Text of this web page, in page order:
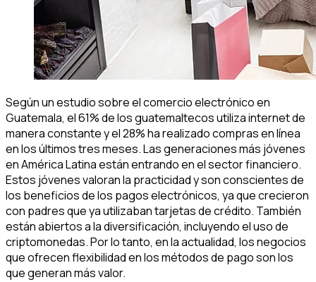
Según un estudio sobre el comercio electrónico en
Guatemala, el 61% de los guatemaltecos utiliza internet de
manera constante y el 28% ha realizado compras en línea
en los últimos tres meses. Las generaciones más jóvenes
en América Latina están entrando en el sector financiero.
Estos jóvenes valoran la practicidad y son conscientes de
los beneficios de los pagos electrónicos, ya que crecieron
con padres que ya utilizaban tarjetas de crédito. También
están abiertos a la diversificación, incluyendo el uso de
criptomonedas. Por lo tanto, en la actualidad, los negocios
que ofrecen flexibilidad en los métodos de pago son los
que generan más valor.